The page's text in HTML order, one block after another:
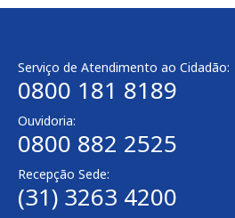
Serviço de Atendimento ao Cidadão:
0800 181 8189
Ouvidoria:
0800 882 2525
Recepção Sede:
(31) 3263 4200